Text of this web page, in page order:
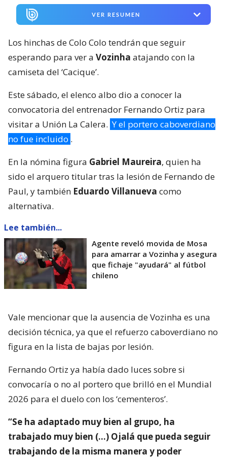
VER RESUMEN
Los hinchas de Colo Colo tendrán que seguir
esperando para ver a Vozinha atajando con la
camiseta del ‘Cacique’.
Este sábado, el elenco albo dio a conocer la
convocatoria del entrenador Fernando Ortiz para
visitar a Unión La Calera. Y el portero caboverdiano
no fue incluido .
En la nómina figura Gabriel Maureira, quien ha
sido el arquero titular tras la lesión de Fernando de
Paul, y también Eduardo Villanueva como
alternativa.
Lee también...
Agente reveló movida de Mosa
para amarrar a Vozinha y asegura
que fichaje "ayudará" al fútbol
chileno
Vale mencionar que la ausencia de Vozinha es una
decisión técnica, ya que el refuerzo caboverdiano no
figura en la lista de bajas por lesión.
Fernando Ortiz ya había dado luces sobre si
convocaría o no al portero que brilló en el Mundial
2026 para el duelo con los ‘cementeros’.
“Se ha adaptado muy bien al grupo, ha
trabajado muy bien (…) Ojalá que pueda seguir
trabajando de la misma manera y poder